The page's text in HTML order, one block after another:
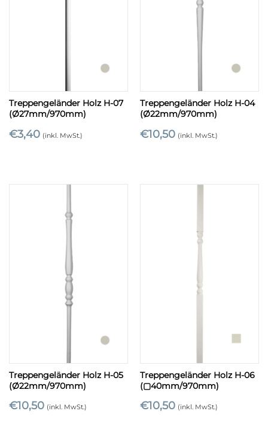
Treppengeländer Holz H-07
(Ø27mm/970mm)
€3,40 (inkl. MwSt.)
Treppengeländer Holz H-04
(Ø22mm/970mm)
€10,50 (inkl. MwSt.)
Treppengeländer Holz H-05
(Ø22mm/970mm)
€10,50 (inkl. MwSt.)
Treppengeländer Holz H-06
(▢40mm/970mm)
€10,50 (inkl. MwSt.)